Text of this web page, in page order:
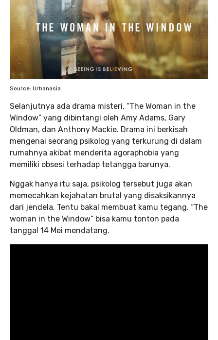
Source: Urbanasia
Selanjutnya ada drama misteri, “The Woman in the
Window” yang dibintangi oleh Amy Adams, Gary
Oldman, dan Anthony Mackie. Drama ini berkisah
mengenai seorang psikolog yang terkurung di dalam
rumahnya akibat menderita agoraphobia yang
memiliki obsesi terhadap tetangga barunya.
Nggak hanya itu saja, psikolog tersebut juga akan
memecahkan kejahatan brutal yang disaksikannya
dari jendela. Tentu bakal membuat kamu tegang. “The
woman in the Window” bisa kamu tonton pada
tanggal 14 Mei mendatang.